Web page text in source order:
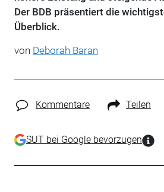
Der BDB präsentiert die
Überblick.
von Deborah Baran
Kommentare Teilen
SUT bei Google bevorzugen